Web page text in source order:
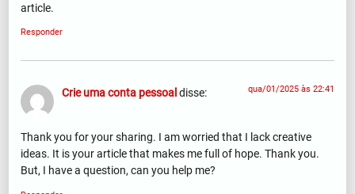
article.
Responder
Crie uma conta pessoal disse: qua/01/2025 às 22:41
Thank you for your sharing. I am worried that I lack creative
ideas. It is your article that makes me full of hope. Thank you.
But, I have a question, can you help me?